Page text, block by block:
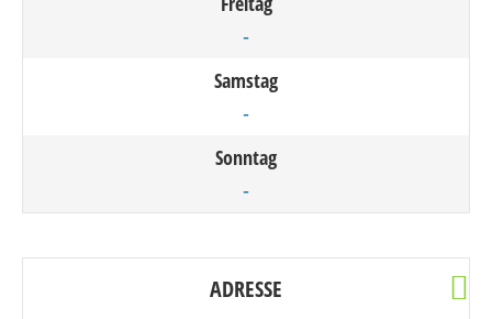
-
Samstag
-
Sonntag
-
ADRESSE